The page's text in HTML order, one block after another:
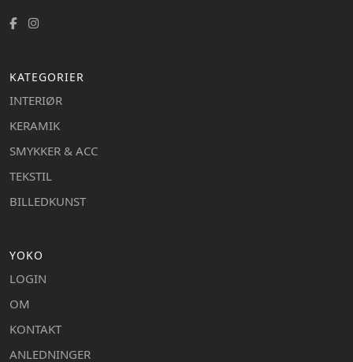
KATEGORIER
INTERIØR
KERAMIK
SMYKKER & ACC
TEKSTIL
BILLEDKUNST
YOKO
LOGIN
OM
KONTAKT
ANLEDNINGER